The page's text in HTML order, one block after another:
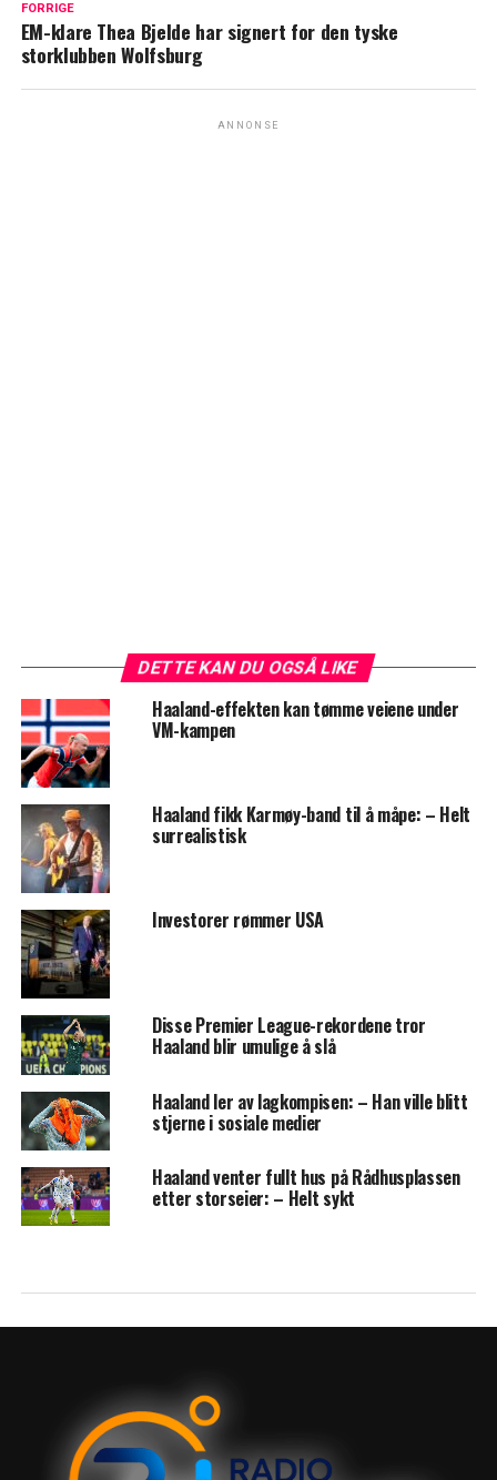
FORRIGE
EM-klare Thea Bjelde har signert for den tyske
storklubben Wolfsburg
ANNONSE
DETTE KAN DU OGSÅ LIKE
Haaland-effekten kan tømme veiene under
VM-kampen
Haaland fikk Karmøy-band til å måpe: – Helt
surrealistisk
Investorer rømmer USA
Disse Premier League-rekordene tror
Haaland blir umulige å slå
Haaland ler av lagkompisen: – Han ville blitt
stjerne i sosiale medier
Haaland venter fullt hus på Rådhusplassen
etter storseier: – Helt sykt